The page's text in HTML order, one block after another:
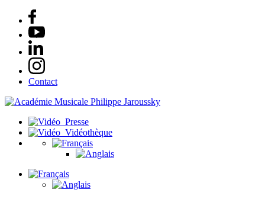
Contact
Presse
Vidéothèque